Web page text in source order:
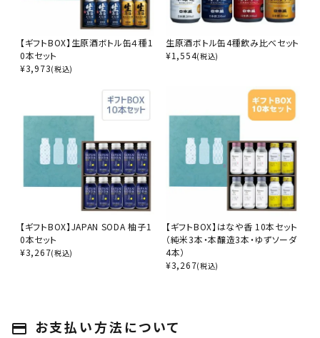
【ギフトBOX】生原酒ボトル缶４種1
0本セット
¥3,973(税込)
生原酒ボトル缶4種飲み比べセット
¥1,554(税込)
【ギフトBOX】JAPAN SODA 柚子1
0本セット
¥3,267(税込)
【ギフトBOX】はなや香 10本セット
（純米3本・本醸造3本・ゆずソーダ
4本）
¥3,267(税込)
payment お支払い方法について